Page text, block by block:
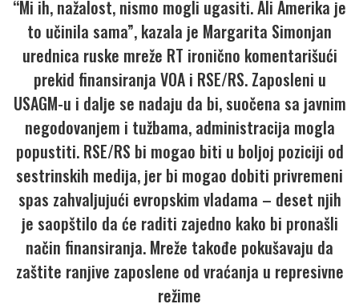
“Mi ih, nažalost, nismo mogli ugasiti. Ali Amerika je
to učinila sama”, kazala je Margarita Simonjan
urednica ruske mreže RT ironično komentarišući
prekid finansiranja VOA i RSE/RS. Zaposleni u
USAGM-u i dalje se nadaju da bi, suočena sa javnim
negodovanjem i tužbama, administracija mogla
popustiti. RSE/RS bi mogao biti u boljoj poziciji od
sestrinskih medija, jer bi mogao dobiti privremeni
spas zahvaljujući evropskim vladama – deset njih
je saopštilo da će raditi zajedno kako bi pronašli
način finansiranja. Mreže takođe pokušavaju da
zaštite ranjive zaposlene od vraćanja u represivne
režime